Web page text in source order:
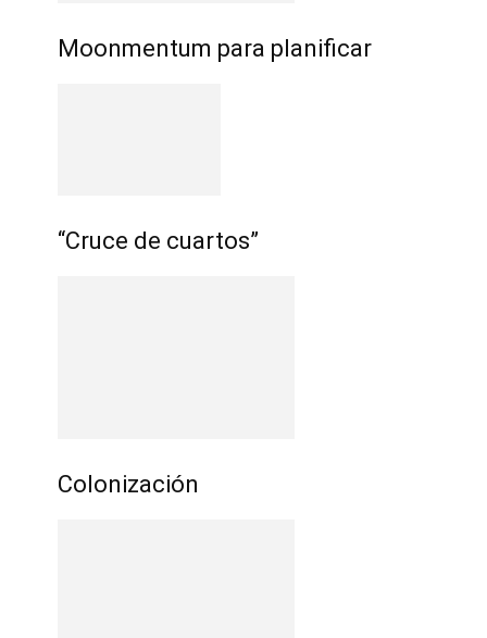
Moonmentum para planificar
“Cruce de cuartos”
Colonización